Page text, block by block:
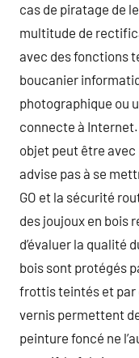
cas de piratage de
multitude de
avec des fonctions
boucanier
photographique ou
connecte à
objet peut être
advise pas à se
GO et la sécurité
des joujoux en bois
d’évaluer la qualité
bois sont protégés
frottis teintés et par
vernis permettent
peinture foncé ne